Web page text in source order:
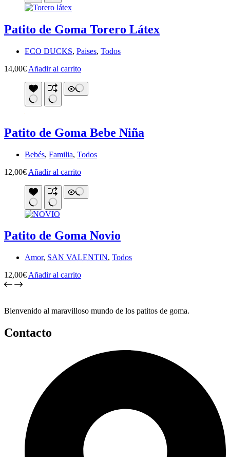
Patito de Goma Torero Látex
ECO DUCKS, Paises, Todos
14,00€ Añadir al carrito
Patito de Goma Bebe Niña
Bebés, Familia, Todos
12,00€ Añadir al carrito
Patito de Goma Novio
Amor, SAN VALENTIN, Todos
12,00€ Añadir al carrito
Bienvenido al maravilloso mundo de los patitos de goma.
Contacto